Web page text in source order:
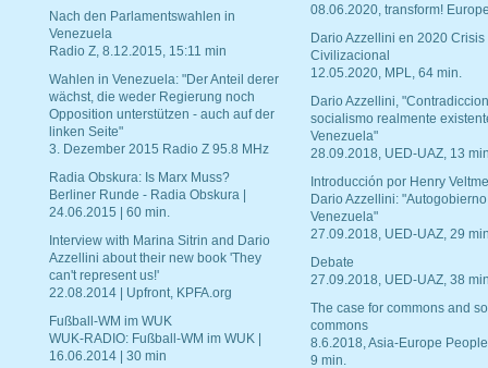
Nach den Parlamentswahlen in
Venezuela
Radio Z, 8.12.2015, 15:11 min
Wahlen in Venezuela: "Der Anteil derer
wächst, die weder Regierung noch
Opposition unterstützen - auch auf der
linken Seite"
3. Dezember 2015 Radio Z 95.8 MHz
Radia Obskura: Is Marx Muss?
Berliner Runde - Radia Obskura |
24.06.2015 | 60 min.
Interview with Marina Sitrin and Dario
Azzellini about their new book 'They
can't represent us!'
22.08.2014 | Upfront, KPFA.org
Fußball-WM im WUK
WUK-RADIO: Fußball-WM im WUK |
16.06.2014 | 30 min
08.06.2020, transform!
Dario Azzellini en 2020 Crisis
Civilizacional
12.05.2020, MPL, 64 min.
Dario Azzellini,
socialismo realmente
Venezuela"
28.09.2018, UED-UAZ, 13
Introducción por Henry
Dario Azzellini:
Venezuela"
27.09.2018, UED-UAZ, 29
Debate
27.09.2018, UED-UAZ, 38
The case for commons and
commons
8.6.2018, Asia-Europe
9 min.